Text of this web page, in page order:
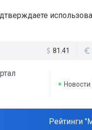
81.41
Новости
Рейтинги